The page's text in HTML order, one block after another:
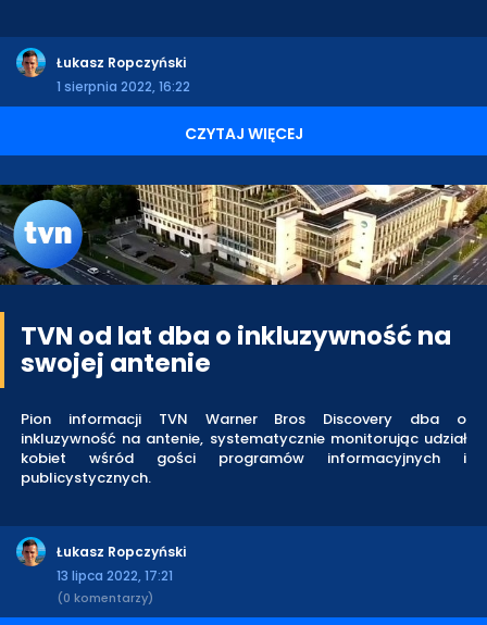
Łukasz Ropczyński
1 sierpnia 2022, 16:22
CZYTAJ WIĘCEJ
TVN od lat dba o inkluzywność na
swojej antenie
Pion informacji TVN Warner Bros Discovery dba o
inkluzywność na antenie, systematycznie monitorując udział
kobiet wśród gości programów informacyjnych i
publicystycznych.
Łukasz Ropczyński
13 lipca 2022, 17:21
(0 komentarzy)